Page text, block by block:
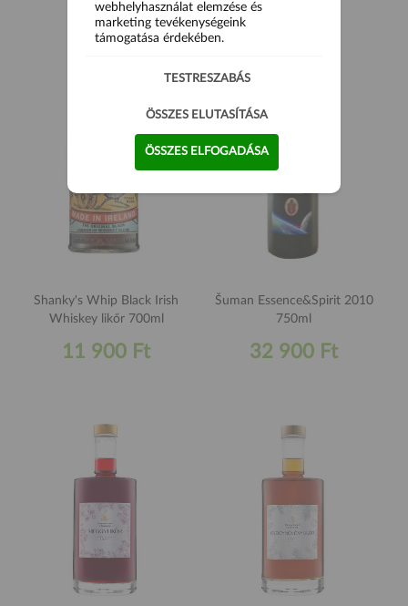
5 990 Ft 11 900 Ft
Shanky's Whip Black Irish
Whiskey likőr 700ml
11 900 Ft
Šuman Essence&Spirit 2010
750ml
32 900 Ft
webhelyhasználat elemzése és
marketing tevékenységeink
támogatása érdekében.
TESTRESZABÁS
ÖSSZES ELUTASÍTÁSA
ÖSSZES ELFOGADÁSA